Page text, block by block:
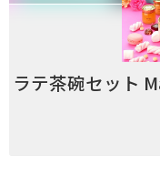
ラテ茶碗セット